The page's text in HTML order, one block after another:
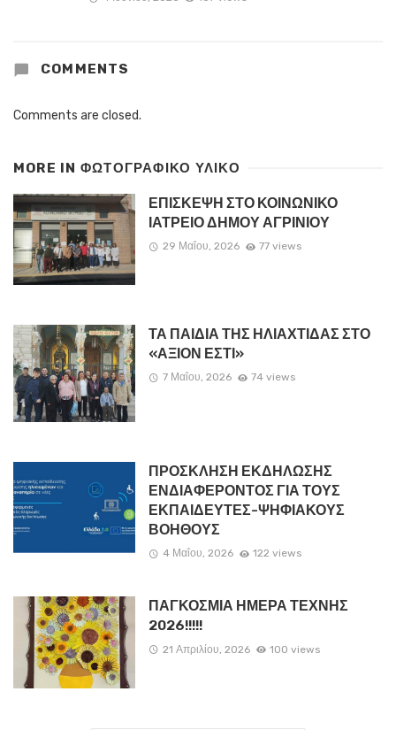
COMMENTS
Comments are closed.
MORE IN ΦΩΤΟΓΡΑΦΙΚΟ ΥΛΙΚΟ
ΕΠΙΣΚΕΨΗ ΣΤΟ ΚΟΙΝΩΝΙΚΟ
ΙΑΤΡΕΙΟ ΔΗΜΟΥ ΑΓΡΙΝΙΟΥ
29 Μαΐου, 2026 77 views
ΤΑ ΠΑΙΔΙΑ ΤΗΣ ΗΛΙΑΧΤΙΔΑΣ ΣΤΟ
«ΑΞΙΟΝ ΕΣΤΙ»
7 Μαΐου, 2026 74 views
ΠΡΟΣΚΛΗΣΗ ΕΚΔΗΛΩΣΗΣ
ΕΝΔΙΑΦΕΡΟΝΤΟΣ ΓΙΑ ΤΟΥΣ
ΕΚΠΑΙΔΕΥΤΕΣ-ΨΗΦΙΑΚΟΥΣ
ΒΟΗΘΟΥΣ
4 Μαΐου, 2026 122 views
ΠΑΓΚΟΣΜΙΑ ΗΜΕΡΑ ΤΕΧΝΗΣ
2026!!!!!
21 Απριλίου, 2026 100 views